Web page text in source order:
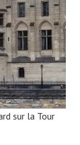
sur la Tour